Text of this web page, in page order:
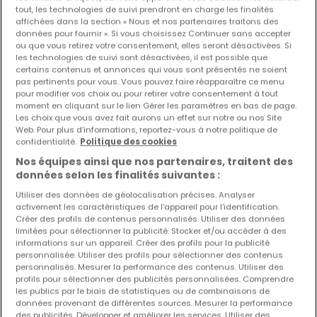
Les nouvelles annonces et baisses de prix en
avant première !
Activez une alerte sur cette recherche pour recevoir les
nouveaux biens ainsi que les changements de prix dans
votre boite email !
Créez une alerte
Commerces à vendre à proximité
Achat commerces Consdorf
Achat commerces Gonderange
Modifiez vos critères de recherche pour plus
tout, les technologies de suivi prendront en charge les finalités
affichées dans la section « Nous et nos partenaires traitons des
données pour fournir ». Si vous choisissez Continuer sans accepter
ou que vous retirez votre consentement, elles seront désactivées. Si
les technologies de suivi sont désactivées, il est possible que
certains contenus et annonces qui vous sont présentés ne soient
pas pertinents pour vous. Vous pouvez faire réapparaître ce menu
pour modifier vos choix ou pour retirer votre consentement à tout
moment en cliquant sur le lien Gérer les paramètres en bas de page.
Les choix que vous avez fait aurons un effet sur notre ou nos Site
Web. Pour plus d’informations, reportez-vous à notre politique de
confidentialité. Politique des cookies
Nos équipes ainsi que nos partenaires, traitent des
données selon les finalités suivantes :
Utiliser des données de géolocalisation précises. Analyser
activement les caractéristiques de l’appareil pour l’identification.
Créer des profils de contenus personnalisés. Utiliser des données
limitées pour sélectionner la publicité. Stocker et/ou accéder à des
informations sur un appareil. Créer des profils pour la publicité
personnalisée. Utiliser des profils pour sélectionner des contenus
personnalisés. Mesurer la performance des contenus. Utiliser des
profils pour sélectionner des publicités personnalisées. Comprendre
les publics par le biais de statistiques ou de combinaisons de
données provenant de différentes sources. Mesurer la performance